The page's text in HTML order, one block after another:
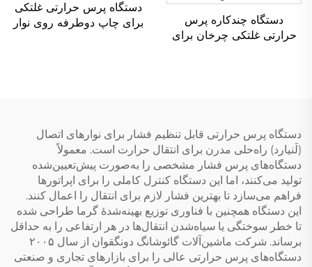
دستگاه چندکاره پرس
حرارتی غلتکی چرخان برای
دستگاه پرس حرارتی غلتکی
برای چاپ دوطرفه روی نوار
دستگاه پرس حرارتی قابل تنظیم فشار برای نوارهای اتصال
(لَنیارد) راه‌حلی مدرن برای انتقال حرارت است. معمولاً
دستگاه‌های پرس فشار مشخصی را به‌صورت پیش‌تعیین‌شده
تولید می‌کنند، اما این دستگاه کنترل کاملی را برای اپراتورها
فراهم می‌سازد تا بهترین فشار لازم برای انتقال را اعمال کنند.
این دستگاه همچنین با فناوری توزیع بهینه‌شدهٔ گرما طراحی شده
تا خطر سوختگی یا سیاه‌شدن انتقال‌ها در هر ارتفاعی را به حداقل
برساند. شرکت ماشین‌آلات گائوشانگ دونگقوان از سال ۲۰۰۵
دستگاه‌های پرس حرارتی عالی را برای بازارهای تجاری و صنعتی